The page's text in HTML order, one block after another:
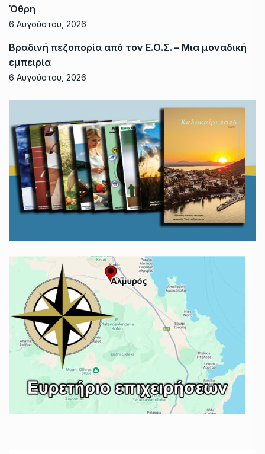
Όθρη
6 Αυγούστου, 2026
Βραδινή πεζοπορία από τον Ε.Ο.Σ. – Μια μοναδική
εμπειρία
6 Αυγούστου, 2026